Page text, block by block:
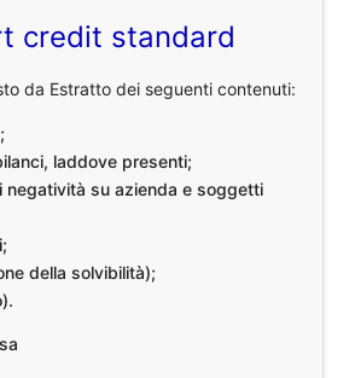
credit standard
da Estratto dei seguenti contenuti:
laddove presenti;
negatività su azienda e soggetti
della solvibilità);